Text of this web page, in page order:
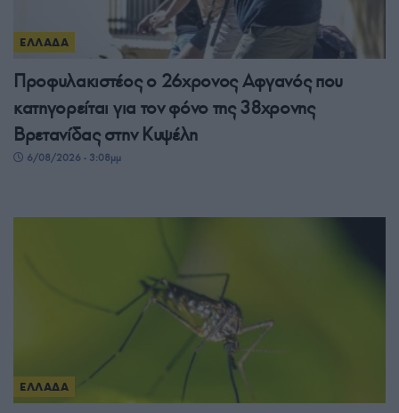
ΕΛΛΑΔΑ
Προφυλακιστέος ο 26χρονος Αφγανός που
κατηγορείται για τον φόνο της 38χρονης
Βρετανίδας στην Κυψέλη
6/08/2026 - 3:08μμ
ΕΛΛΑΔΑ